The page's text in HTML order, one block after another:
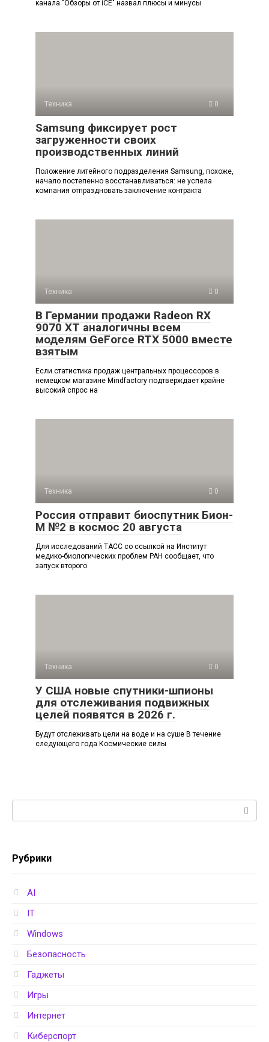
канала "Обзоры от iCE" назвал плюсы и минусы
Техника 0
Samsung фиксирует рост
загруженности своих
производственных линий
Положение литейного подразделения Samsung, похоже,
начало постепенно восстанавливаться: не успела
компания отпраздновать заключение контракта
Техника 0
В Германии продажи Radeon RX
9070 XT аналогичны всем
моделям GeForce RTX 5000 вместе
взятым
Если статистика продаж центральных процессоров в
немецком магазине Mindfactory подтверждает крайне
высокий спрос на
Техника 0
Россия отправит биоспутник Бион-
М №2 в космос 20 августа
Для исследований ТАСС со ссылкой на Институт
медико-биологических проблем РАН сообщает, что
запуск второго
Техника 0
У США новые спутники-шпионы
для отслеживания подвижных
целей появятся в 2026 г.
Будут отслеживать цели на воде и на суше В течение
следующего года Космические силы
Рубрики
AI
IT
Windows
Безопасность
Гаджеты
Игры
Интернет
Киберспорт